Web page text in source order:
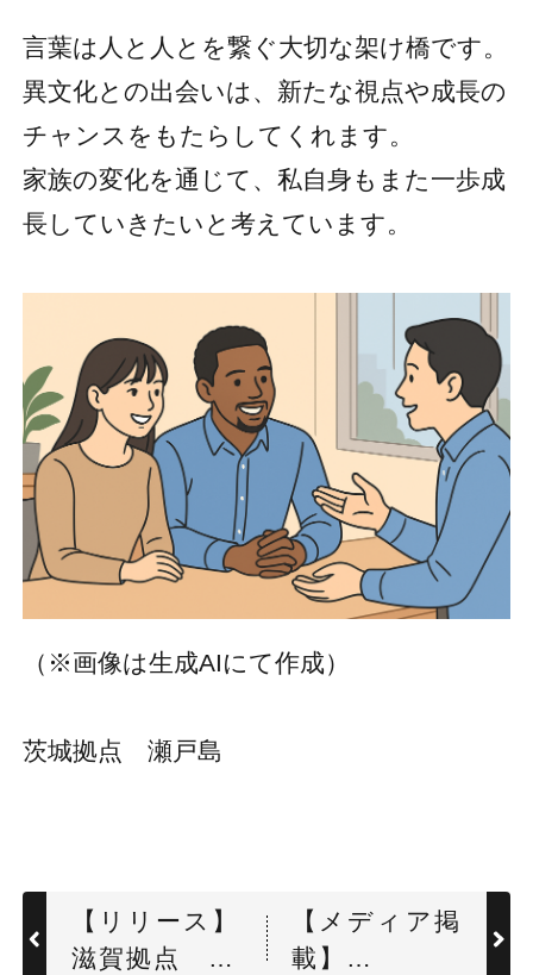
言葉は人と人とを繋ぐ大切な架け橋です。
異文化との出会いは、新たな視点や成長の
チャンスをもたらしてくれます。
家族の変化を通じて、私自身もまた一歩成
長していきたいと考えています。
（※画像は生成AIにて作成）
茨城拠点 瀬戸島
【リリース】
滋賀拠点 地
【メディア掲
載】